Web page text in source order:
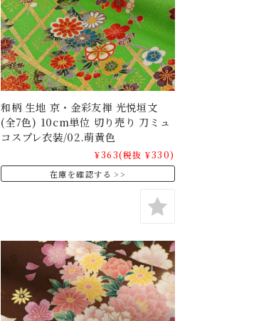
和柄 生地 京・金彩友禅 光悦垣文
(全7色) 10cm単位 切り売り 刀ミュ
コスプレ衣装/02.萌黄色
¥363(税抜 ¥330)
在庫を確認する